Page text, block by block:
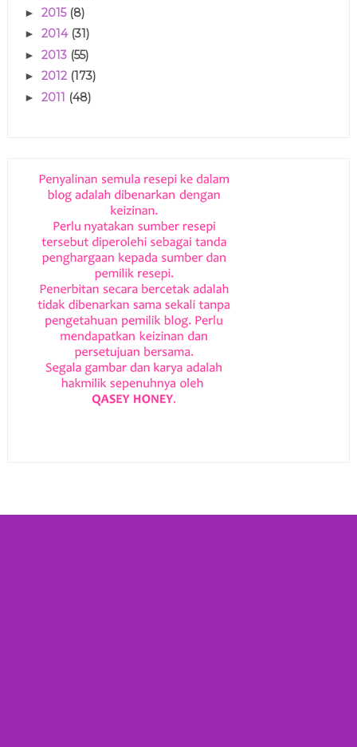
► 2015 (8)
► 2014 (31)
► 2013 (55)
► 2012 (173)
► 2011 (48)